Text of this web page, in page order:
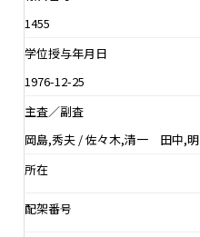
1455
学位授与年月日
1976-12-25
主査／副査
岡島,秀夫 / 佐々木,清一 田中,明
所在
配架番号